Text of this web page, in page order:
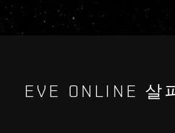
EVE ONLINE 살